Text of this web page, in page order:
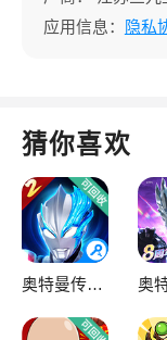
应用信息：
隐私
猜你喜欢
奥特曼传奇英雄2